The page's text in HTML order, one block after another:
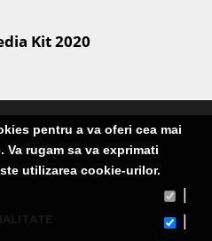
Kit 2020
Media Group SRL
pentru a va oferi cea mai
rugam sa va exprimati
utilizarea cookie-urilor.